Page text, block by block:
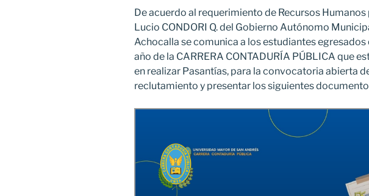
De acuerdo al requerimiento de Recursos Humanos
Lucio CONDORI Q. del Gobierno Autónomo
Achocalla se comunica a los estudiantes egresados
año de la CARRERA CONTADURÍA PÚBLICA que
en realizar Pasantías, para la convocatoria abierta
reclutamiento y presentar los siguientes